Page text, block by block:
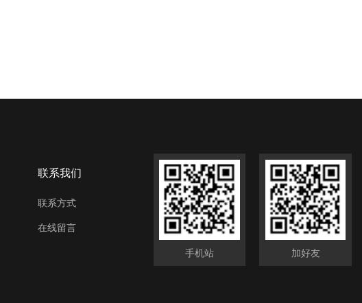
联系我们
联系方式
在线留言
手机站 加好友